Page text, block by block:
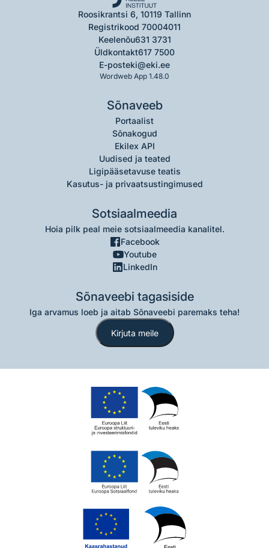
Roosikrantsi 6, 10119 Tallinn
Registrikood 70004011
Keelenõu631 3731
Üldkontakt617 7500
E-posteki@eki.ee
Wordweb App 1.48.0
Sõnaveeb
Portaalist
Sõnakogud
Ekilex API
Uudised ja teated
Ligipääsetavuse teatis
Kasutus- ja privaatsustingimused
Sotsiaalmeedia
Hoia pilk peal meie sotsiaalmeedia kanalitel.
Facebook
Youtube
LinkedIn
Sõnaveebi tagasiside
Iga arvamus loeb ja aitab Sõnaveebi paremaks teha!
Kirjuta meile